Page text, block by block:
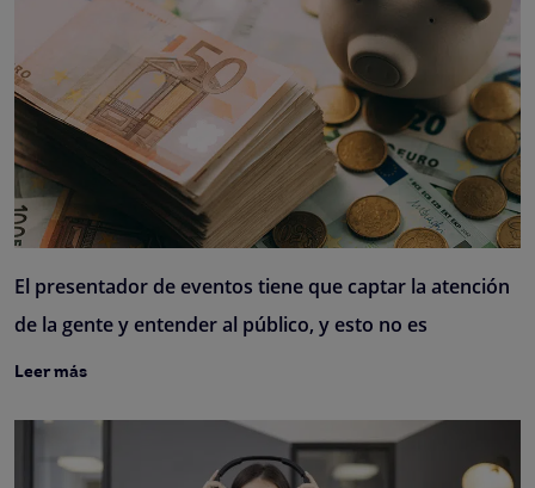
El presentador de eventos tiene que captar la atención
de la gente y entender al público, y esto no es
Leer más